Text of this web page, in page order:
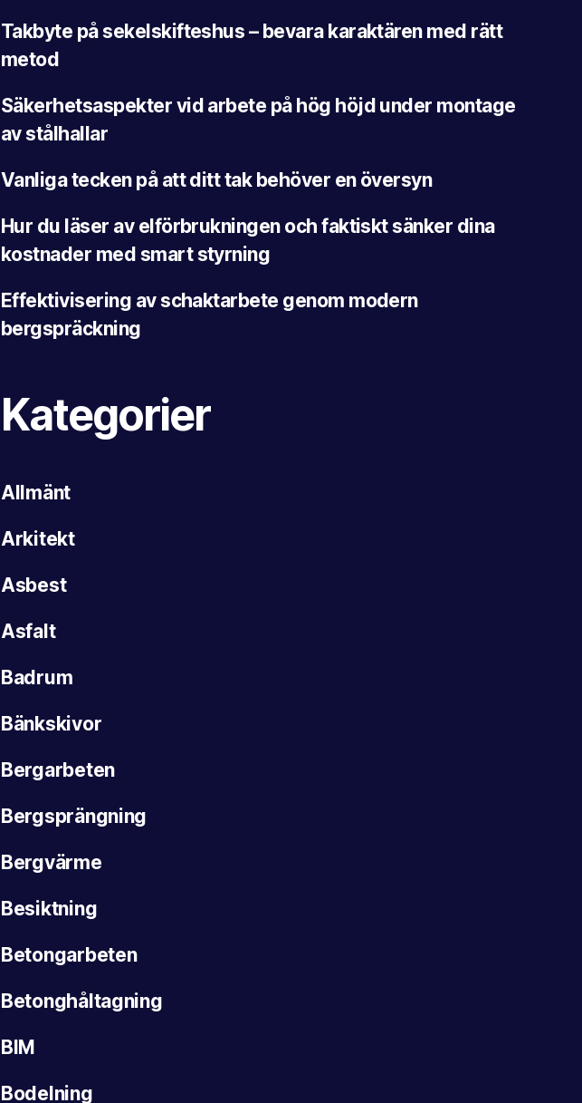
Takbyte på sekelskifteshus – bevara karaktären med rätt
metod
Säkerhetsaspekter vid arbete på hög höjd under montage
av stålhallar
Vanliga tecken på att ditt tak behöver en översyn
Hur du läser av elförbrukningen och faktiskt sänker dina
kostnader med smart styrning
Effektivisering av schaktarbete genom modern
bergspräckning
Kategorier
Allmänt
Arkitekt
Asbest
Asfalt
Badrum
Bänkskivor
Bergarbeten
Bergsprängning
Bergvärme
Besiktning
Betongarbeten
Betonghåltagning
BIM
Bodelning